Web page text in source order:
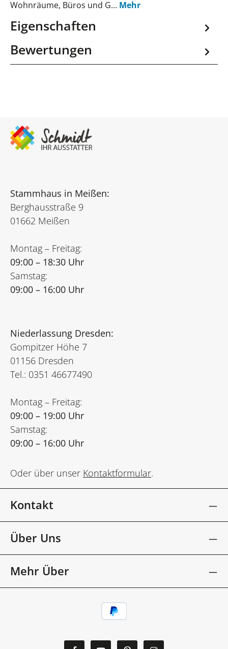
Wohnräume, Büros und G… Mehr
Eigenschaften
Bewertungen
Stammhaus in Meißen:
Berghausstraße 9
01662 Meißen
Montag – Freitag:
09:00 – 18:30 Uhr
Samstag:
09:00 – 16:00 Uhr
Niederlassung Dresden:
Gompitzer Höhe 7
01156 Dresden
Tel.: 0351 46677490
Montag – Freitag:
09:00 – 19:00 Uhr
Samstag:
09:00 – 16:00 Uhr
Oder über unser Kontaktformular.
Kontakt
Über Uns
Mehr Über